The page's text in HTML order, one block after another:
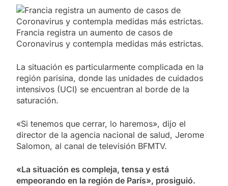
Francia registra un aumento de casos de
Coronavirus y contempla medidas más estrictas.
La situación es particularmente complicada en la
región parisina, donde las unidades de cuidados
intensivos (UCI) se encuentran al borde de la
saturación.
«Si tenemos que cerrar, lo haremos», dijo el
director de la agencia nacional de salud, Jerome
Salomon, al canal de televisión BFMTV.
«La situación es compleja, tensa y está
empeorando en la región de París», prosiguió.